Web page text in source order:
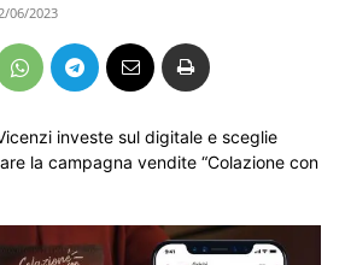
06/2023
investe sul digitale e sceglie
la campagna vendite “Colazione con